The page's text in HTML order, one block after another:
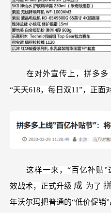
在对外宣传上，拼多多
“天天618，每日双11”，正面
这样一来，“百亿补贴”
效战术，正式升级 成 为了
年沃尔玛把普通的“低价促销